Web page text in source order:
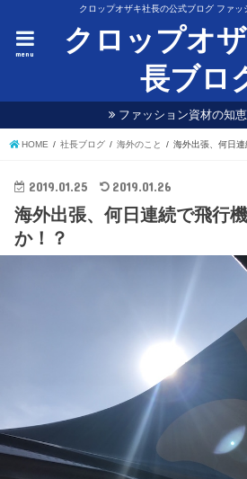
クロップオザキ社長の公式ブログ ファッ
クロップオ
長ブロ
menu
ファッション資材の知
HOME 社長ブログ 海外のこと 海外出張、何日
2019.01.25 2019.01.26
海外出張、何日連続で飛行
か！？